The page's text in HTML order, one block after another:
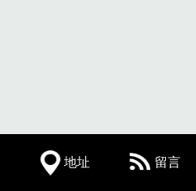
地址 留言